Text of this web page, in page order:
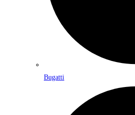
Bugatti